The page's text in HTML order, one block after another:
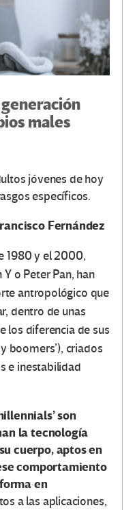
generación
males
jóvenes de hoy
específicos.
Fernández
1980 y el 2000,
o Peter Pan, han
antropológico que
dentro de unas
los diferencia de sus
boomers’), criados
e inestabilidad
son
la tecnología
cuerpo, aptos en
comportamiento
en
a las aplicaciones,